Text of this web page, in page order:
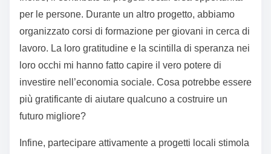
per le persone. Durante un altro progetto, abbiamo
organizzato corsi di formazione per giovani in cerca di
lavoro. La loro gratitudine e la scintilla di speranza nei
loro occhi mi hanno fatto capire il vero potere di
investire nell’economia sociale. Cosa potrebbe essere
più gratificante di aiutare qualcuno a costruire un
futuro migliore?
Infine, partecipare attivamente a progetti locali stimola